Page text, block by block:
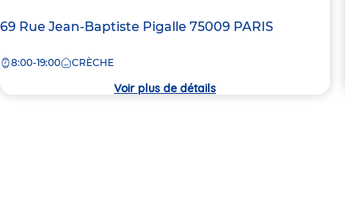
Adresse
la
69 Rue Jean-Baptiste Pigalle 75009 PARIS
8:00-19:00 CRÈCHE
Voir plus de détails